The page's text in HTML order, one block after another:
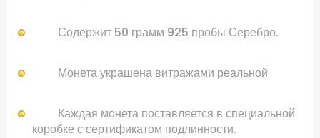
Содержит 50 грамм 925 пробы Серебро.
Монетаукрашена витражами реальной
Каждая монета поставляется в специальной
коробке ссертификатом подлинности.